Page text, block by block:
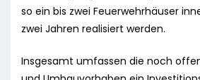
so ein bis zwei Feuerwehrhäuser
zwei Jahren realisiert werden.
Insgesamt umfassen die noch